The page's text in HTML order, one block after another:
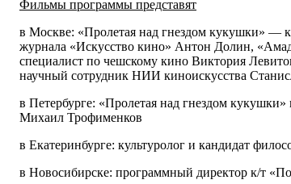
Фильмы программы представят
в Москве: «Пролетая над гнездом кукушки» —
журнала «Искусство кино» Антон Долин,
специалист по чешскому кино Виктория
научный сотрудник НИИ киноискусства
в Петербурге: «Пролетая над гнездом
Михаил Трофименков
в Екатеринбурге: культуролог и кандидат
в Новосибирске: программный директор к/т